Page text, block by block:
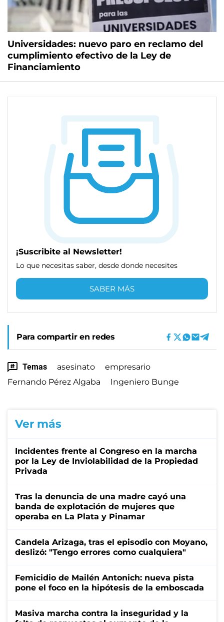
Universidades: nuevo paro en reclamo del
cumplimiento efectivo de la Ley de
Financiamiento
¡Suscribite al Newsletter!
Lo que necesitas saber, desde donde necesites
SABER MÁS
Para compartir en redes
Temas asesinato
empresario
Fernando Pérez Algaba
Ingeniero Bunge
Ver más
Incidentes frente al Congreso en la marcha
por la Ley de Inviolabilidad de la Propiedad
Privada
Tras la denuncia de una madre cayó una
banda de explotación de mujeres que
operaba en La Plata y Pinamar
Candela Arizaga, tras el episodio con Moyano,
deslizó: "Tengo errores como cualquiera"
Femicidio de Mailén Antonich: nueva pista
pone el foco en la hipótesis de la emboscada
Masiva marcha contra la inseguridad y la